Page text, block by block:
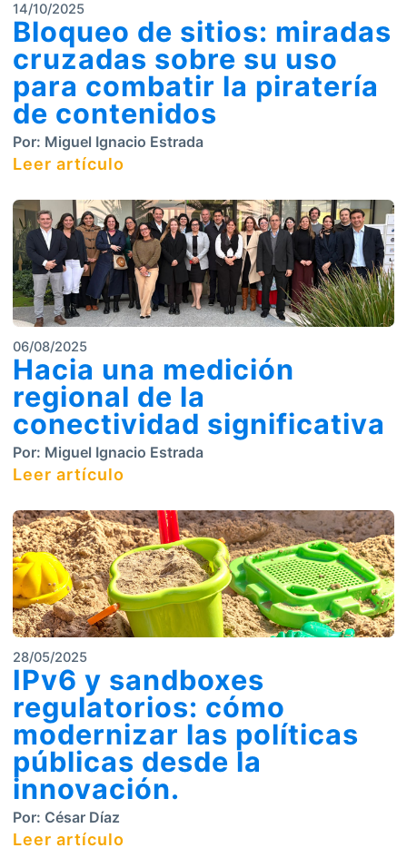
14/10/2025
Bloqueo de sitios: miradas
cruzadas sobre su uso
para combatir la piratería
de contenidos
Por: Miguel Ignacio Estrada
Leer artículo
06/08/2025
Hacia una medición
regional de la
conectividad significativa
Por: Miguel Ignacio Estrada
Leer artículo
28/05/2025
IPv6 y sandboxes
regulatorios: cómo
modernizar las políticas
públicas desde la
innovación.
Por: César Díaz
Leer artículo